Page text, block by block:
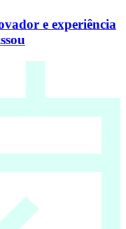
e experiência